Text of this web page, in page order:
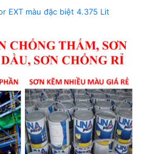
EXT màu đặc biệt 4.375 Lit